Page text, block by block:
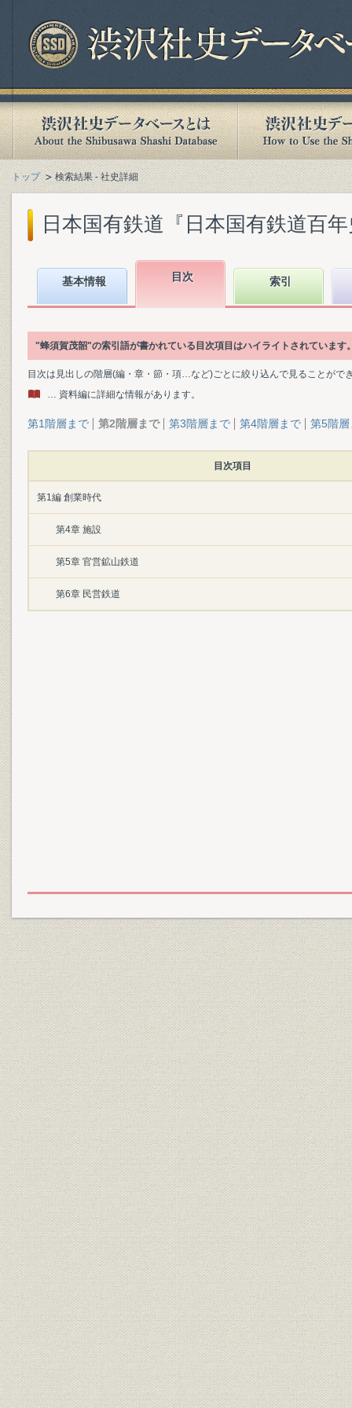
トップ 検索結果 - 社史詳細
日本国有鉄道『日本国有鉄道百
基本情報 目次 索引
"蜂須賀茂韶"の索引語が書かれている目次項目はハイライトされています
目次は見出しの階層(編・章・節・項…など)ごとに絞り込んで見ることがで
… 資料編に詳細な情報があります。
第1階層まで 第2階層まで 第3階層まで 第4階層まで 第5階層
目次項目
第1編 創業時代
第4章 施設
第5章 官営鉱山鉄道
第6章 民営鉄道